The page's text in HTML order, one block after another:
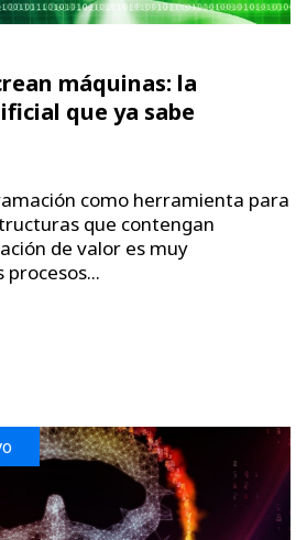
máquinas: la
que ya sabe
como herramienta para
que contengan
de valor es muy